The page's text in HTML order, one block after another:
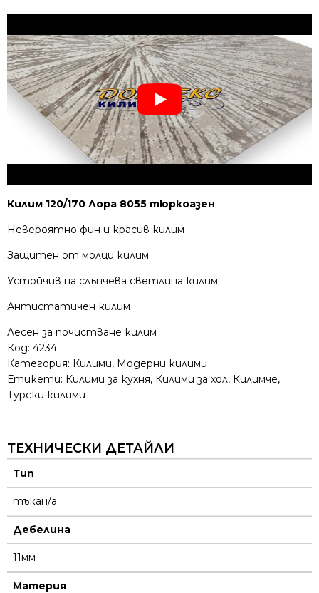
Килим 120/170 Лора 8055 тюркоазен
Невероятно фин и красив килим
Защитен от молци килим
Устойчив на слънчева светлина килим
Антистатичен килим
Лесен за почистване килим
Код: 4234
Категория: Килими, Модерни килими
Етикети: Килими за кухня, Килими за хол, Килимче,
Турски килими
ТЕХНИЧЕСКИ ДЕТАЙЛИ
Тип
тъкан/а
Дебелина
11мм
Материя